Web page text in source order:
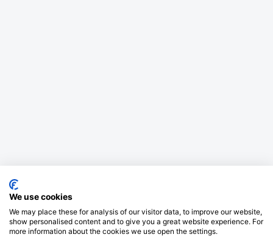
We use cookies
We may place these for analysis of our visitor data, to improve our website,
show personalised content and to give you a great website experience. For
more information about the cookies we use open the settings.